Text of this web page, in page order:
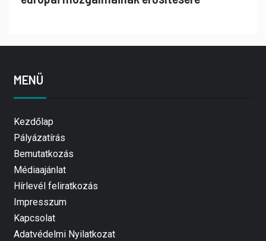
MENÜ
Kezdőlap
Pályázatírás
Bemutatkozás
Médiaajánlat
Hírlevél feliratkozás
Impresszum
Kapcsolat
Adatvédelmi Nyilatkozat